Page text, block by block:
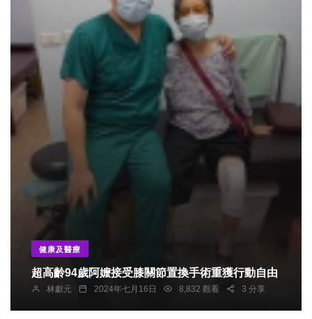
健康及醫療
超高齡94歲阿嬤接受膝關節置換手術重獲行動自由
林獻元 2024年七月16日 8,832 觀看 3 分享